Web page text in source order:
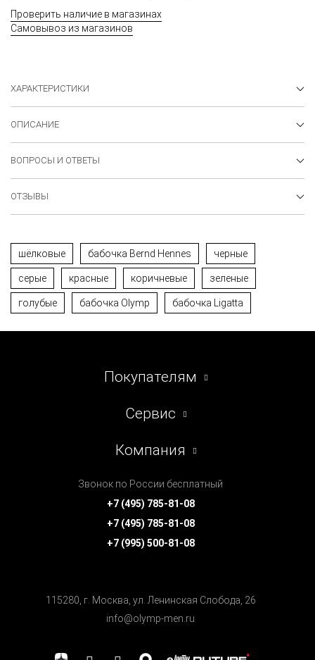
Проверить наличие в магазинах
Самовывоз из магазинов
ХАРАКТЕРИСТИКИ
ОПИСАНИЕ
ВОПРОСЫ И ОТВЕТЫ
ОТЗЫВЫ
шёлковые бабочка Bernd Hennes черные
серые красные коричневые зеленые
голубые бабочка Olymp бабочка Ligatta
Покупателям
Сервис
Компания
Звонок по России бесплатный
+7 (495) 785-81-08
+7 (495) 785-81-08
+7 (995) 500-81-08
115280, г. Москва, ул. Ленинская Cлобода, 26
info@olymp-men.ru